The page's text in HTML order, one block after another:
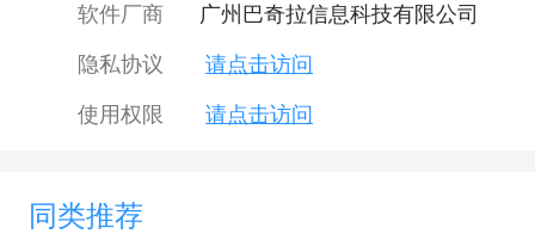
软件厂商
广州巴奇拉信息科技有限公司
隐私协议
请点击访问
使用权限
请点击访问
同类推荐